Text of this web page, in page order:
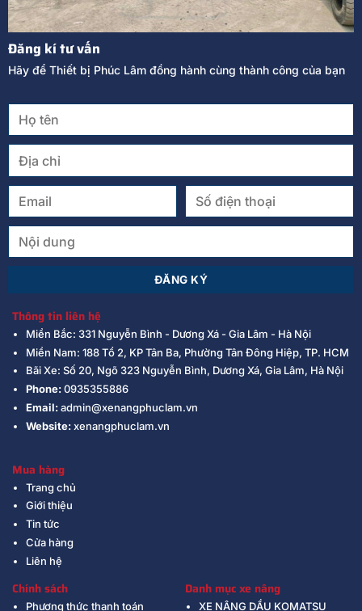
Đăng kí tư vấn
Hãy để Thiết bị Phúc Lâm đồng hành cùng thành công của bạn
Thông tin liên hệ
Miền Bắc: 331 Nguyễn Bình - Dương Xá - Gia Lâm - Hà Nội
Miền Nam: 188 Tổ 2, KP Tân Ba, Phường Tân Đông Hiệp, TP. HCM
Bãi Xe: Số 20, Ngõ 323 Nguyễn Bình, Dương Xá, Gia Lâm, Hà Nội
Phone:0935355886
Email:admin@xenangphuclam.vn
Website:xenangphuclam.vn
Mua hàng
Trang chủ
Giới thiệu
Tin tức
Cửa hàng
Liên hệ
Chính sách
Phương thức thanh toán
Danh mục xe nâng
XE NÂNG DẦU KOMATSU